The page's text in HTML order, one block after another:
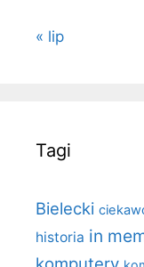
« lip
Tagi
Bielecki
historia in